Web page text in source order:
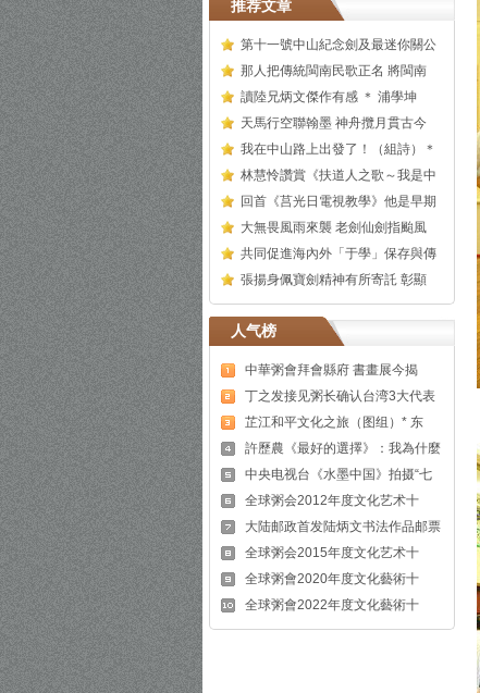
推荐文章
第十一號中山紀念劍及最迷你關公
那人把傳統閩南民歌正名 將閩南
讀陸兄炳文傑作有感 ＊ 浦學坤
天馬行空聯翰墨 神舟攬月貫古今
我在中山路上出發了！（組詩）＊
林慧怜讚賞《扶道人之歌～我是中
回首《莒光日電視教學》他是早期
大無畏風雨來襲 老劍仙劍指颱風
共同促進海內外「于學」保存與傳
張揚身佩寶劍精神有所寄託 彰顯
人气榜
中華粥會拜會縣府 書畫展今揭
丁之发接见粥长确认台湾3大代表
芷江和平文化之旅（图组）* 东
許歷農《最好的選擇》：我為什麼
中央电视台《水墨中国》拍摄“七
全球粥会2012年度文化艺术十
大陆邮政首发陆炳文书法作品邮票
全球粥会2015年度文化艺术十
全球粥會2020年度文化藝術十
全球粥會2022年度文化藝術十